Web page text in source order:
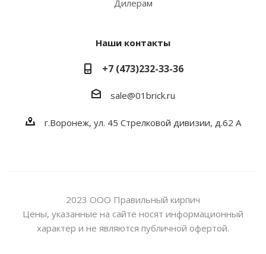
Дилерам
Наши контакты
+7 (473)232-33-36
sale@01brick.ru
г.Воронеж, ул. 45 Стрелковой дивизии, д.62 А
2023 ООО Правильный кирпич
Цены, указанные на сайте носят информационный
характер и не являются публичной офертой.